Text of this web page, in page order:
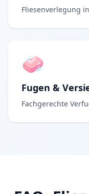
Fliesenverlegung
🧼
Fugen &
Fachgerechte